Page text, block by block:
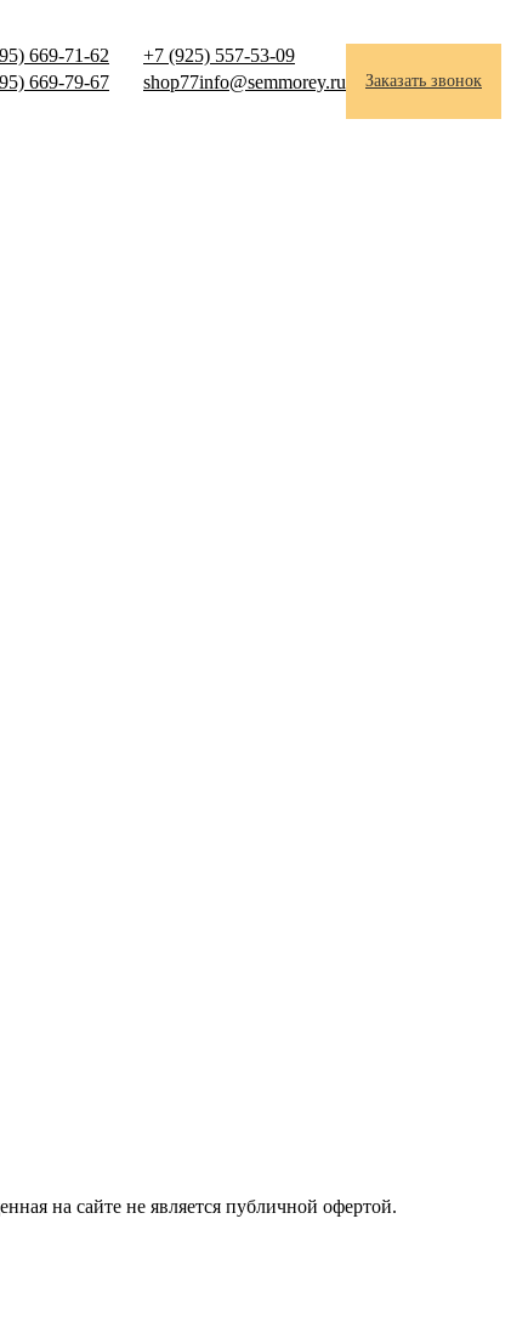
669-71-62
669-79-67
+7 (925) 557-53-09
shop77info@semmorey.ru
Заказать звонок
на сайте не является публичной офертой.